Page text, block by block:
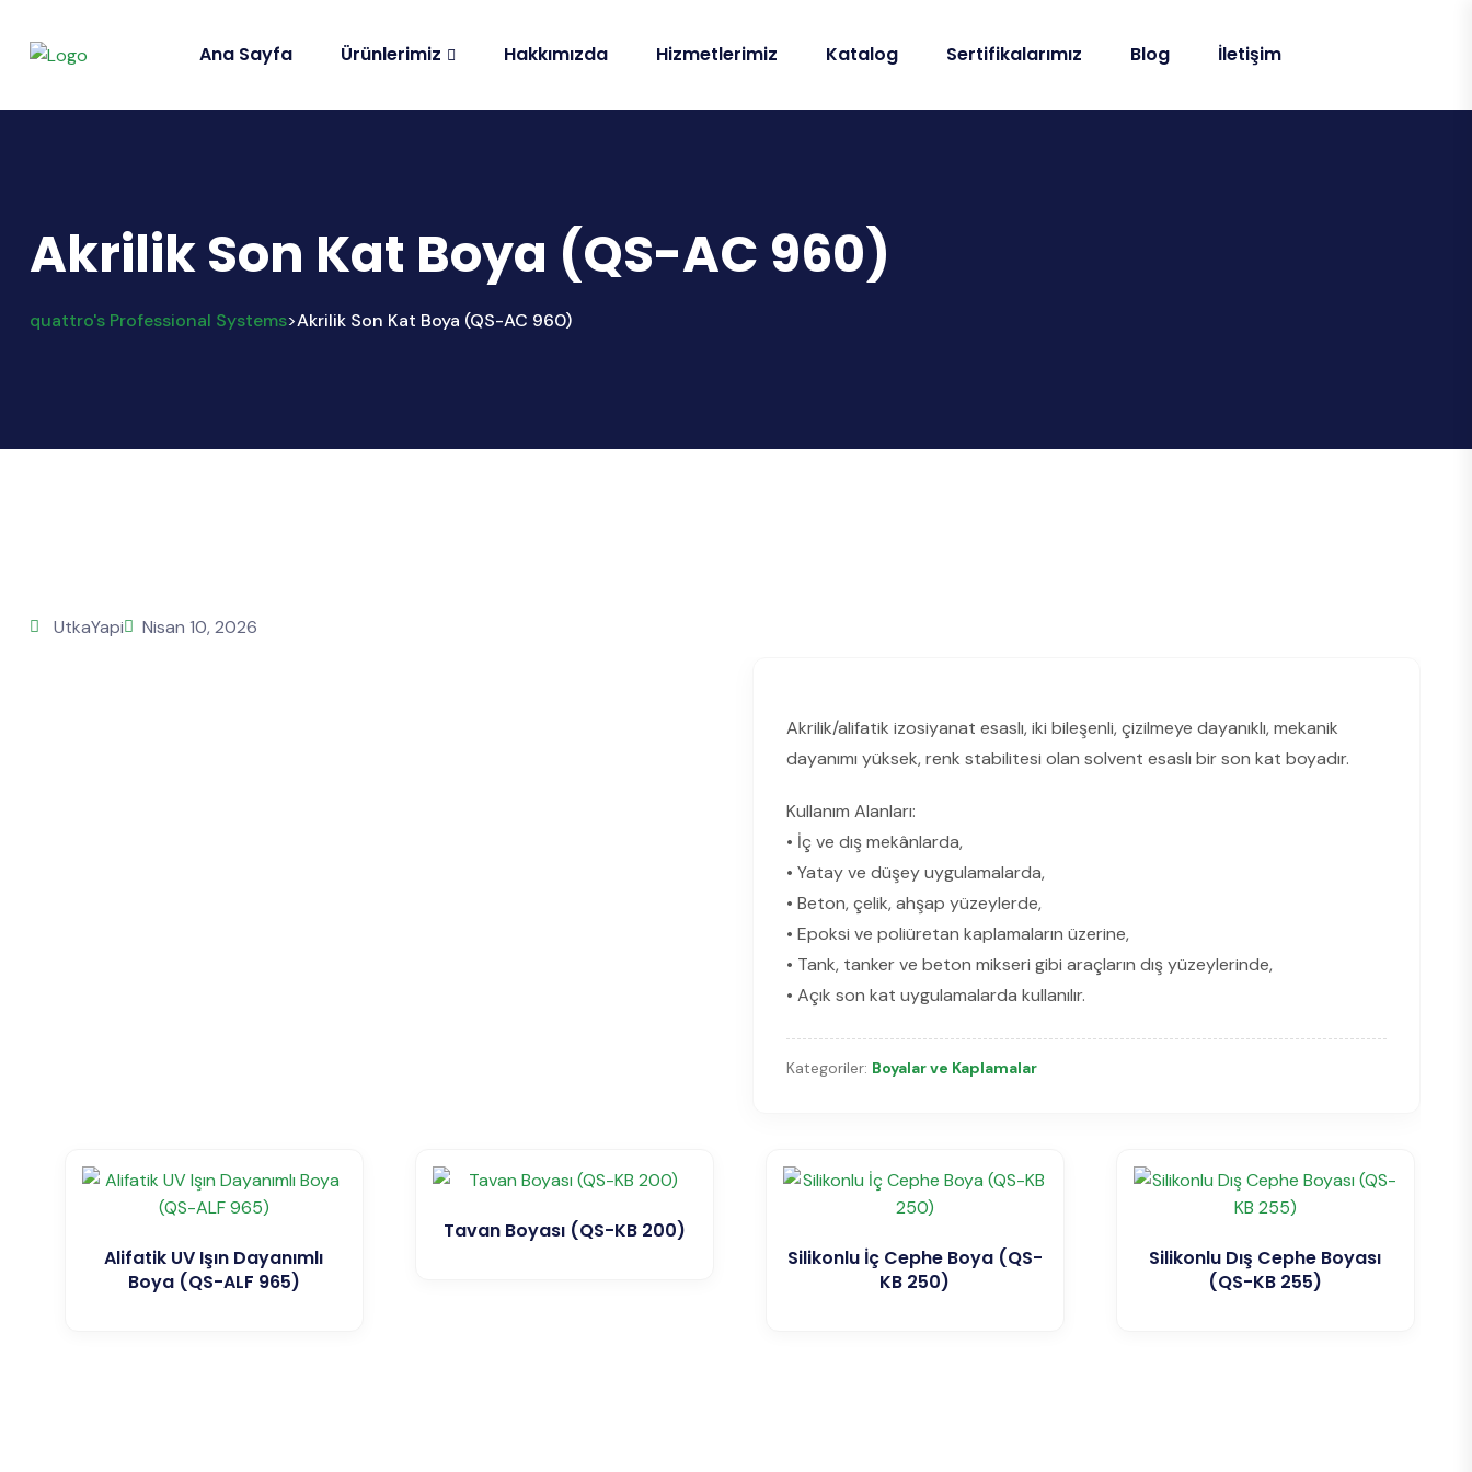
Ana Sayfa Ürünlerimiz Hakkımızda Hizmetlerimiz Katalog Sertifikalarımız Blog İletişim
Akrilik Son Kat Boya (QS-AC 960)
quattro's Professional Systems>Akrilik Son Kat Boya (QS-AC 960)
UtkaYapi Nisan 10, 2026
Akrilik/alifatik izosiyanat esaslı, iki bileşenli, çizilmeye dayanıklı, mekanik
dayanımı yüksek, renk stabilitesi olan solvent esaslı bir son kat boyadır.
Kullanım Alanları:
• İç ve dış mekânlarda,
• Yatay ve düşey uygulamalarda,
• Beton, çelik, ahşap yüzeylerde,
• Epoksi ve poliüretan kaplamaların üzerine,
• Tank, tanker ve beton mikseri gibi araçların dış yüzeylerinde,
• Açık son kat uygulamalarda kullanılır.
Kategoriler: Boyalar ve Kaplamalar
Alifatik UV Işın Dayanımlı
Boya (QS-ALF 965)
Tavan Boyası (QS-KB 200)
Silikonlu İç Cephe Boya (QS-
KB 250)
Silikonlu Dış Cephe Boyası
(QS-KB 255)